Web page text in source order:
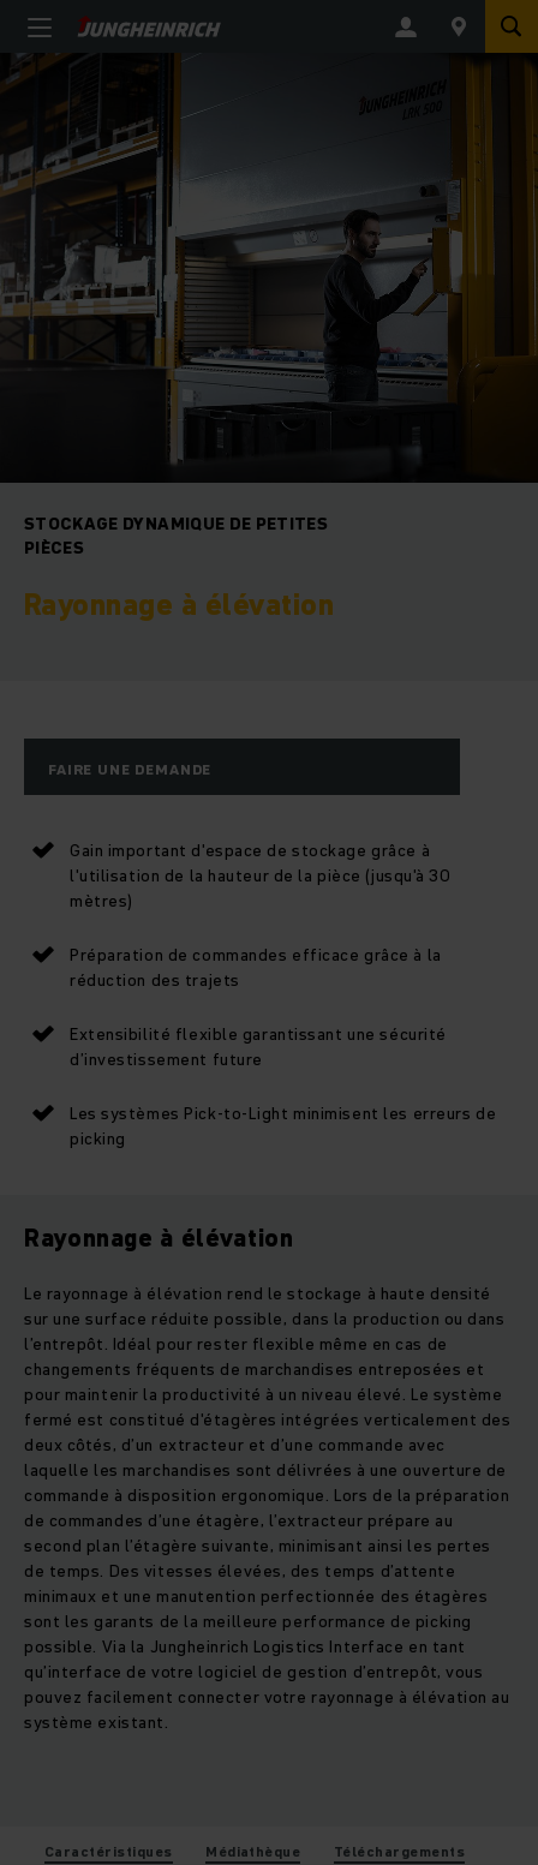
STOCKAGE DYNAMIQUE DE PETITES
PIÈCES
Rayonnage à élévation
FAIRE UNE DEMANDE
Gain important d'espace de stockage grâce à
l'utilisation de la hauteur de la pièce (jusqu'à 30
mètres)
Préparation de commandes efficace grâce à la
réduction des trajets
Extensibilité flexible garantissant une sécurité
d’investissement future
Les systèmes Pick-to-Light minimisent les erreurs de
picking
Rayonnage à élévation
Le rayonnage à élévation rend le stockage à haute densité
sur une surface réduite possible, dans la production ou dans
l’entrepôt. Idéal pour rester flexible même en cas de
changements fréquents de marchandises entreposées et
pour maintenir la productivité à un niveau élevé. Le système
fermé est constitué d'étagères intégrées verticalement des
deux côtés, d’un extracteur et d’une commande avec
laquelle les marchandises sont délivrées à une ouverture de
commande à disposition ergonomique. Lors de la préparation
de commandes d’une étagère, l’extracteur prépare au
second plan l’étagère suivante, minimisant ainsi les pertes
de temps. Des vitesses élevées, des temps d’attente
minimaux et une manutention perfectionnée des étagères
sont les garants de la meilleure performance de picking
possible. Via la Jungheinrich Logistics Interface en tant
qu’interface de votre logiciel de gestion d’entrepôt, vous
pouvez facilement connecter votre rayonnage à élévation au
système existant.
Caractéristiques Médiathèque Téléchargements